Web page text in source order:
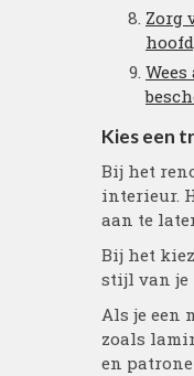
Zorg
Kies een
Bij het
interieur.
aan te
Bij het
stijl van je
Als je een
zoals
en